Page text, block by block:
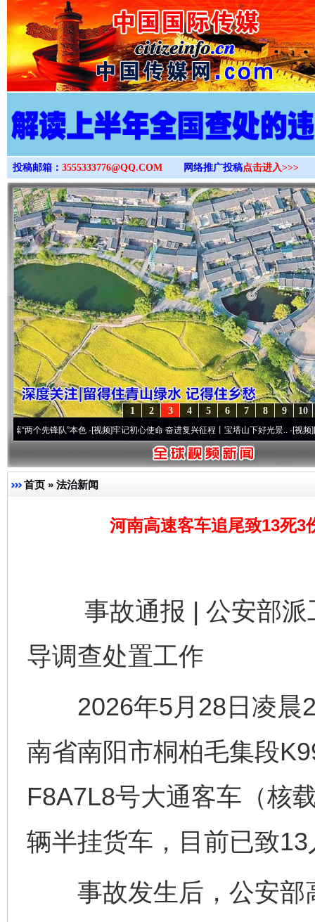
>
投稿邮箱： 3555333776@QQ.COM 网络推广投稿点击进入>>>
10
9
8
7
6
5
4
3
2
1
锋队”本色·[视频]牢记初心使命 奋进复兴征程丨宝塔山下好光景..·[视频]因党而生
首页 » 法治新闻
河南高速客车追尾致13死3
事故通报 | 公安部派
导调查处置工作
2026年5月28日凌晨2
南省南阳市桐柏毛集段
F8A7L8号大通客车（核
辆半挂货车，目前已致
事故发生后，公安部